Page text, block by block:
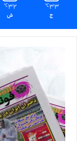
33
℃
ج
32
℃
ش